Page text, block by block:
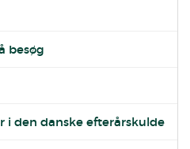
besøg
i den danske efterårskulde